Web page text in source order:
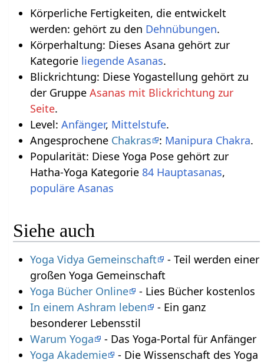
Körperliche Fertigkeiten, die entwickelt
werden: gehört zu den Dehnübungen.
Körperhaltung: Dieses Asana gehört zur
Kategorie liegende Asanas.
Blickrichtung: Diese Yogastellung gehört zu
der Gruppe Asanas mit Blickrichtung zur
Seite.
Level: Anfänger, Mittelstufe.
Angesprochene Chakras : Manipura Chakra.
Popularität: Diese Yoga Pose gehört zur
Hatha-Yoga Kategorie 84 Hauptasanas,
populäre Asanas
Siehe auch
Yoga Vidya Gemeinschaft
- Teil werden einer
großen Yoga Gemeinschaft
Yoga Bücher Online
- Lies Bücher kostenlos
In einem Ashram leben
- Ein ganz
besonderer Lebensstil
Warum Yoga
- Das Yoga-Portal für Anfänger
Yoga Akademie
- Die Wissenschaft des Yoga